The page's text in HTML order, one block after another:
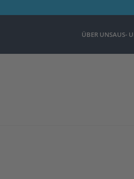
ÜBER UNSAUS-